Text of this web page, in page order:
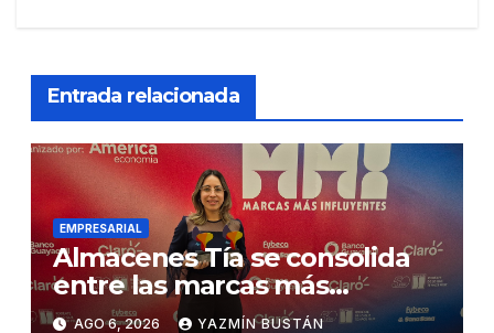
Entrada relacionada
EMPRESARIAL
Almacenes Tía se consolida
entre las marcas más
influyentes del Ecuador
AGO 6, 2026 YAZMÍN BUSTÁN